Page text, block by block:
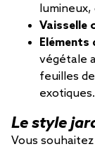
lumineux,
Vaisselle
végétale
feuilles
Le style
Vous